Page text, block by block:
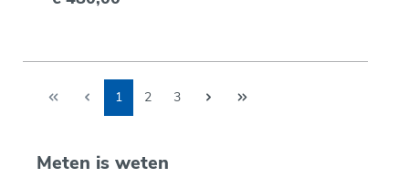
1 2 3
Meten is weten